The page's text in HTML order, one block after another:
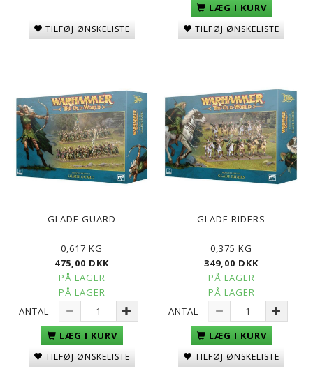
TILFØJ ØNSKELISTE
LÆG I KURV
TILFØJ ØNSKELISTE
GLADE GUARD
0,617 KG
475,00 DKK
PÅ LAGER
PÅ LAGER
ANTAL
LÆG I KURV
TILFØJ ØNSKELISTE
GLADE RIDERS
0,375 KG
349,00 DKK
PÅ LAGER
PÅ LAGER
ANTAL
LÆG I KURV
TILFØJ ØNSKELISTE